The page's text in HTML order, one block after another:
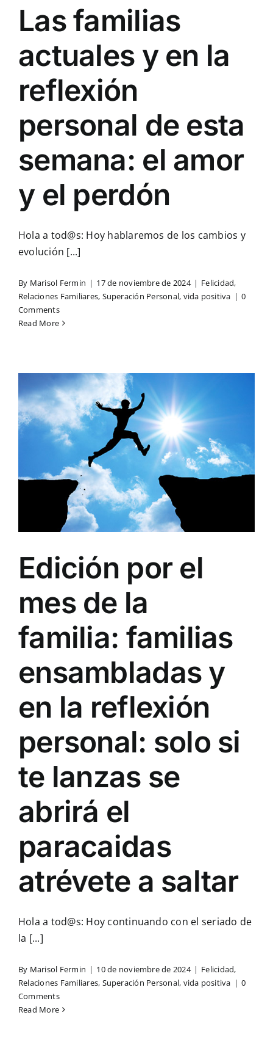
Las familias
actuales y en la
reflexión
personal de esta
semana: el amor
y el perdón
Hola a tod@s: Hoy hablaremos de los cambios y
evolución [...]
By Marisol Fermin | 17 de noviembre de 2024 | Felicidad,
Relaciones Familiares, Superación Personal, vida positiva | 0
Comments
Read More
Edición por el
mes de la
familia: familias
ensambladas y
en la reflexión
personal: solo si
te lanzas se
abrirá el
paracaidas
atrévete a saltar
Hola a tod@s: Hoy continuando con el seriado de
la [...]
By Marisol Fermin | 10 de noviembre de 2024 | Felicidad,
Relaciones Familiares, Superación Personal, vida positiva | 0
Comments
Read More